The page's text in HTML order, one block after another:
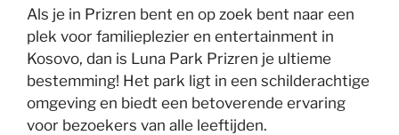
Als je in Prizren bent en op zoek bent naar een
plek voor familieplezier en entertainment in
Kosovo, dan is Luna Park Prizren je ultieme
bestemming! Het park ligt in een schilderachtige
omgeving en biedt een betoverende ervaring
voor bezoekers van alle leeftijden.